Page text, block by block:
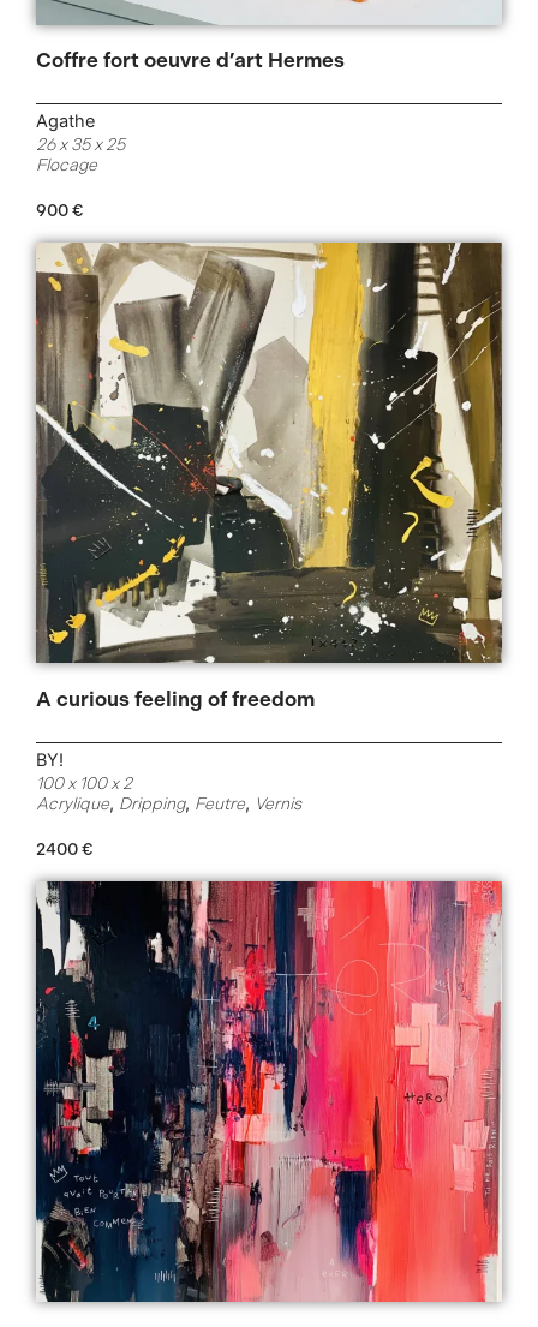
Coffre fort oeuvre d’art Hermes
Agathe
26 x 35 x 25
Flocage
900€
A curious feeling of freedom
BY!
100 x 100 x 2
Acrylique, Dripping, Feutre, Vernis
2400€